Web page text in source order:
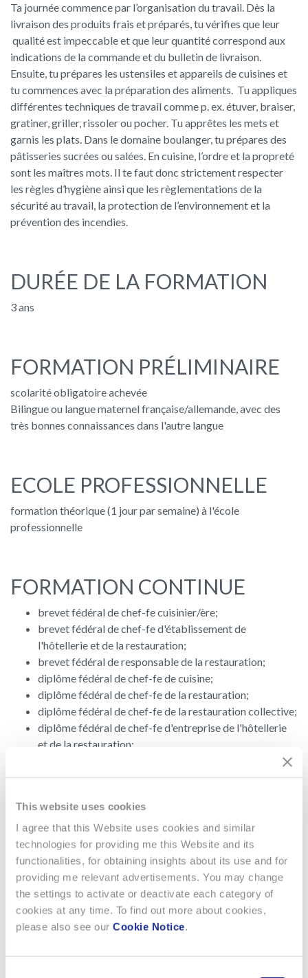
This website uses cookies
I agree that this Website uses cookies and similar
technologies for providing me this Website and its
functionalities, for obtaining insights about its use and for
providing me relevant advertisements. You may change
the settings to activate or deactivate each category of
cookies at any time. To find out more about cookies,
please also see our Cookie Notice.
Ta journée commence par l’organisation du travail. Dès la
livraison des produits frais et préparés, tu vérifies que leur
qualité est impeccable et que leur quantité correspond aux
indications de la commande et du bulletin de livraison.
Ensuite, tu prépares les ustensiles et appareils de cuisines et
tu commences avec la préparation des aliments. Tu appliques
différentes techniques de travail comme p. ex. étuver, braiser,
gratiner, griller, rissoler ou pocher. Tu apprêtes les mets et
garnis les plats. Dans le domaine boulanger, tu prépares des
pâtisseries sucrées ou salées. En cuisine, l’ordre et la propreté
sont les maîtres mots. Il te faut donc strictement respecter
les règles d’hygiène ainsi que les règlementations de la
sécurité au travail, la protection de l’environnement et la
prévention des incendies.
DURÉE DE LA FORMATION
3 ans
FORMATION PRÉLIMINAIRE
scolarité obligatoire achevée
Bilingue ou langue maternel française/allemande, avec des
très bonnes connaissances dans l'autre langue
ECOLE PROFESSIONNELLE
formation théorique (1 jour par semaine) à l'école
professionnelle
FORMATION CONTINUE
brevet fédéral de chef-fe cuisinier/ère;
brevet fédéral de chef-fe d'établissement de
l'hôtellerie et de la restauration;
brevet fédéral de responsable de la restauration;
diplôme fédéral de chef-fe de cuisine;
diplôme fédéral de chef-fe de la restauration;
diplôme fédéral de chef-fe de la restauration collective;
diplôme fédéral de chef-fe d'entreprise de l'hôtellerie
et de la restauration;
diplôme de gestion en hôtellerie et restauration, 2 ans à
plein temps, Lausanne;
plein temps, Genève;
technicien/ne ES en agroalimentaire, 2 ans à plein
temps, Posieux;
Bachelor of Science HES-SO en hôtellerie et
professions de l'accueil, 3 ans à plein temps, Lausanne.
PROFIL REQUIS
Plaisir à cuisiner et à travailler des aliments